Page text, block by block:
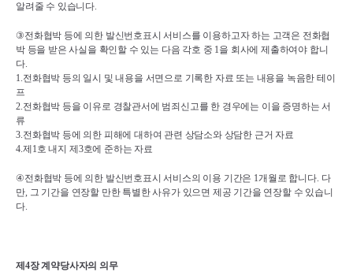
알려줄 수 있습니다.
③전화협박 등에 의한 발신번호표시 서비스를 이용하고자 하는 고객은 전화협
박 등을 받은 사실을 확인할 수 있는 다음 각호 중 1을 회사에 제출하여야 합니
다.
1.전화협박 등의 일시 및 내용을 서면으로 기록한 자료 또는 내용을 녹음한 테이
프
2.전화협박 등을 이유로 경찰관서에 범죄신고를 한 경우에는 이을 증명하는 서
류
3.전화협박 등에 의한 피해에 대하여 관련 상담소와 상담한 근거 자료
4.제 1호 내지 제 3호에 준하는 자료
④전화협박 등에 의한 발신번호표시 서비스의 이용 기간은 1개월로 합니다. 다
만, 그 기간을 연장할 만한 특별한 사유가 있으면 제공 기간을 연장할 수 있습니
다.
제 4장 계약당사자의 의무